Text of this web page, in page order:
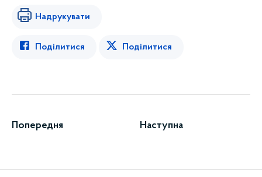
Надрукувати
Поділитися Поділитися
Попередня Наступна